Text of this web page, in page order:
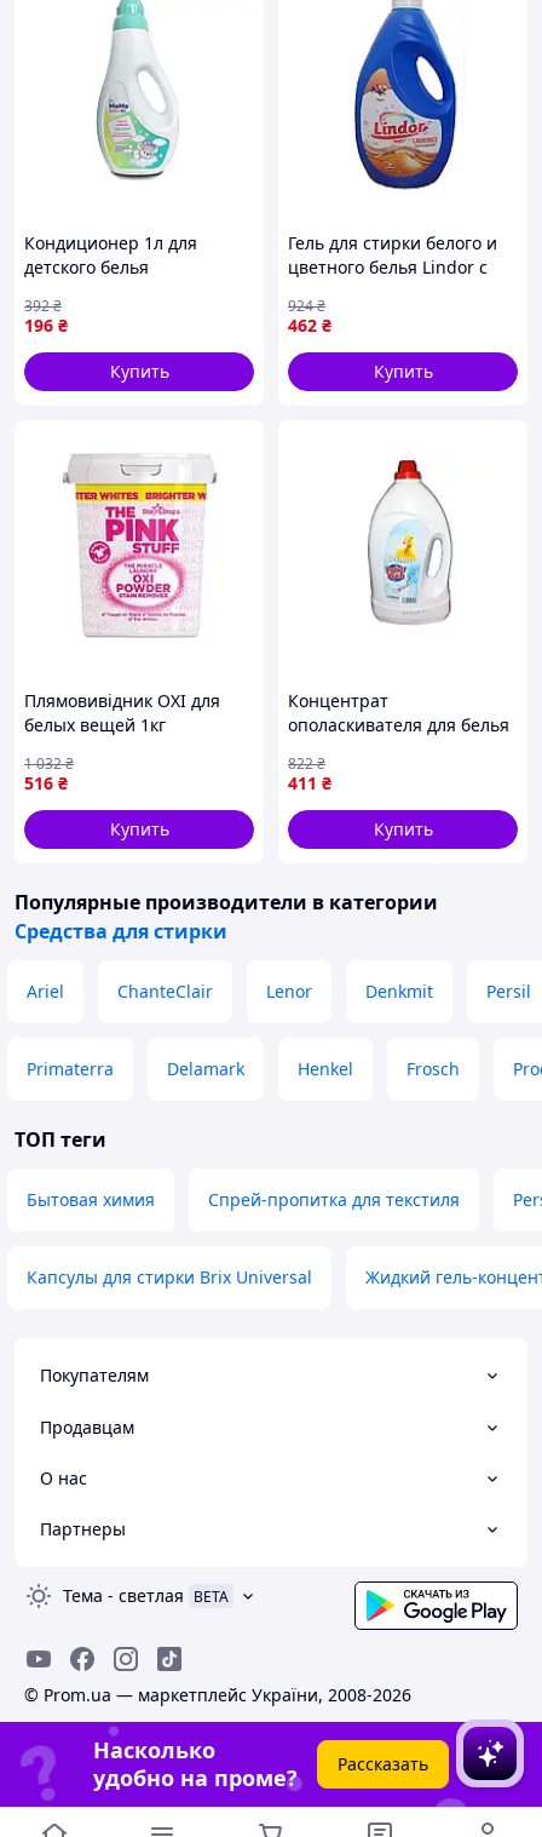
Кондиционер 1л для
детского белья
ароматом для мягкости и
облегчения глажки
196 ₴
392₴
Купить
Гель для стирки белого и
цветного белья Lindor с
462 ₴
924₴
Купить
Плямовивідник OXI для
белых вещей 1кг
удаления сложных пятен
516 ₴
1 032₴
Купить
Концентрат
ополаскивателя для белья
и аромата тканей без
фосфатов
411 ₴
822₴
Купить
Популярные производители в категории
Средства для стирки
Ariel ChanteClair Lenor Denkmit Persil
Primaterra Delamark Henkel Frosch
ТОП теги
Бытовая химия Спрей-пропитка для текстиля
Капсулы для стирки Brix Universal Жидкий гель-
Покупателям
Продавцам
О нас
Партнеры
Тема - светлая BETA
© Prom.ua — маркетплейс України, 2008-2026
Насколько
удобно на проме?
Рассказать